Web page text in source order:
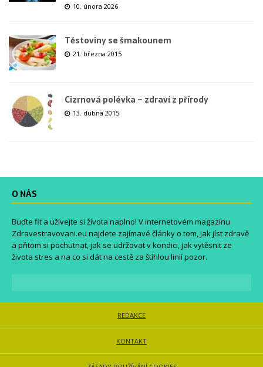
10. února 2026
Těstoviny se šmakounem
21. března 2015
Cizrnová polévka – zdraví z přírody
13. dubna 2015
O NÁS
Buďte fit a užívejte si života naplno! V internetovém magazínu
Zdravestravovani.eu najdete zajímavé články o tom, jak jíst zdravě
a přitom si pochutnat, jak se udržovat v kondici, jak vytěsnit ze
života stres a na co si dát na cestě za štíhlou linií pozor.
REDAKCE
KONTAKT